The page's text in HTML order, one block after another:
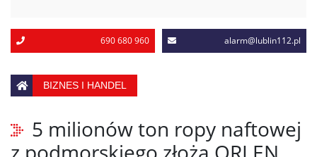
690 680 960 alarm@lublin112.pl
BIZNES I HANDEL
5 milionów ton ropy naftowej